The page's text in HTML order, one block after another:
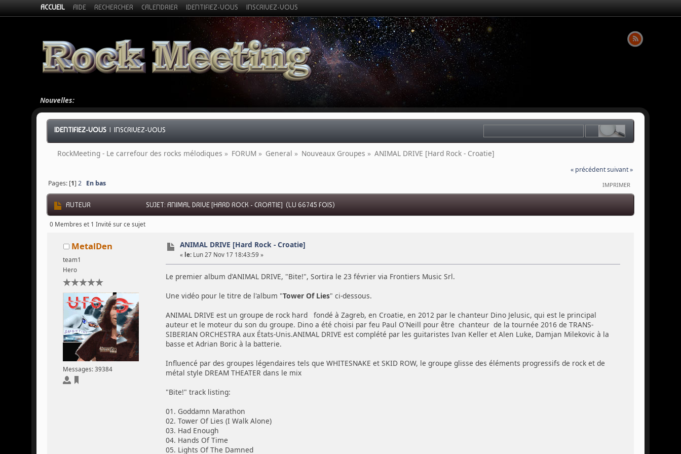
ACCUEIL AIDE RECHERCHER CALENDRIER IDENTIFIEZ-VOUS INSCRIVEZ-VOUS
Nouvelles:
IDENTIFIEZ-VOUS |INSCRIVEZ-VOUS
RockMeeting - Le carrefour des rocks mélodiques » FORUM » General » Nouveaux Groupes » ANIMAL DRIVE [Hard Rock - Croatie]
« précédentsuivant »
IMPRIMER
Pages: [1]2 En bas
AUTEUR SUJET: ANIMAL DRIVE [HARD ROCK - CROATIE] (LU 66745 FOIS)
0 Membres et 1 Invité sur ce sujet
MetalDen
team1
Hero
Messages: 39384
ANIMAL DRIVE [Hard Rock - Croatie]
« le: Lun 27 Nov 17 18:43:59 »
Le premier album d'ANIMAL DRIVE, "Bite!", Sortira le 23 février via Frontiers Music Srl.
Une vidéo pour le titre de l'album "Tower Of Lies" ci-dessous.
ANIMAL DRIVE est un groupe de rock hard fondé à Zagreb, en Croatie, en 2012 par le chanteur Dino Jelusic, qui est le principal
auteur et le moteur du son du groupe. Dino a été choisi par feu Paul O'Neill pour être chanteur de la tournée 2016 de TRANS-
SIBERIAN ORCHESTRA aux États-Unis.ANIMAL DRIVE est complété par les guitaristes Ivan Keller et Alen Luke, Damjan Milekovic à la
basse et Adrian Boric à la batterie.
Influencé par des groupes légendaires tels que WHITESNAKE et SKID ROW, le groupe glisse des éléments progressifs de rock et de
métal style DREAM THEATER dans le mix
"Bite!" track listing:
01. Goddamn Marathon
02. Tower Of Lies (I Walk Alone)
03. Had Enough
04. Hands Of Time
05. Lights Of The Damned